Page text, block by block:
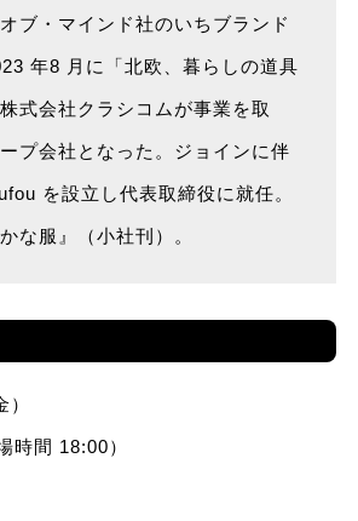
ブ・マインド社のいちブランド
年8 月に「北欧、暮らしの道具
式会社クラシコムが事業を取
プ会社となった。ジョインに伴
を設立し代表取締役に就任。
な服』（小社刊）。
時間 18:00）